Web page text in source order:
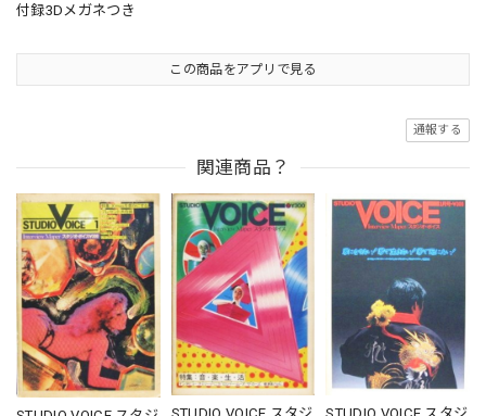
付録3Dメガネつき
この商品をアプリで見る
通報する
関連商品？